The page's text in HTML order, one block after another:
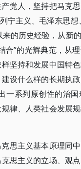
党人，坚持把马克
宁主义、毛泽东思想
的历史经验，从新
合”的光辉典范，从
坚持和发展中国特
设什么样的长期执
一系列原创性的治
律、人类社会发展
思主义基本原理同
思主义的立场、观